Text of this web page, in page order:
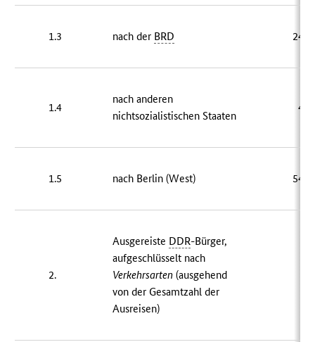
1.3 nach der BRD 244
1.4
nach anderen
nichtsozialistischen Staaten
42
1.5 nach Berlin (West) 544
2.
Ausgereiste DDR-Bürger,
aufgeschlüsselt nach
Verkehrsarten (ausgehend
von der Gesamtzahl der
Ausreisen)